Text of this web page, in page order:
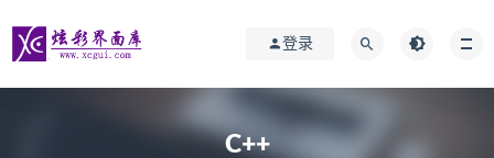
登录
C++